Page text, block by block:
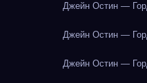
Джейн Остин —
Джейн Остин —
Джейн Остин —